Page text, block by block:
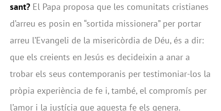
sant? El Papa proposa que les comunitats cristianes
d’arreu es posin en “sortida missionera” per portar
arreu l’Evangeli de la misericòrdia de Déu, és a dir:
que els creients en Jesús es decideixin a anar a
trobar els seus contemporanis per testimoniar-los la
pròpia experiència de fe i, també, el compromís per
l’amor i la justícia que aquesta fe els genera.